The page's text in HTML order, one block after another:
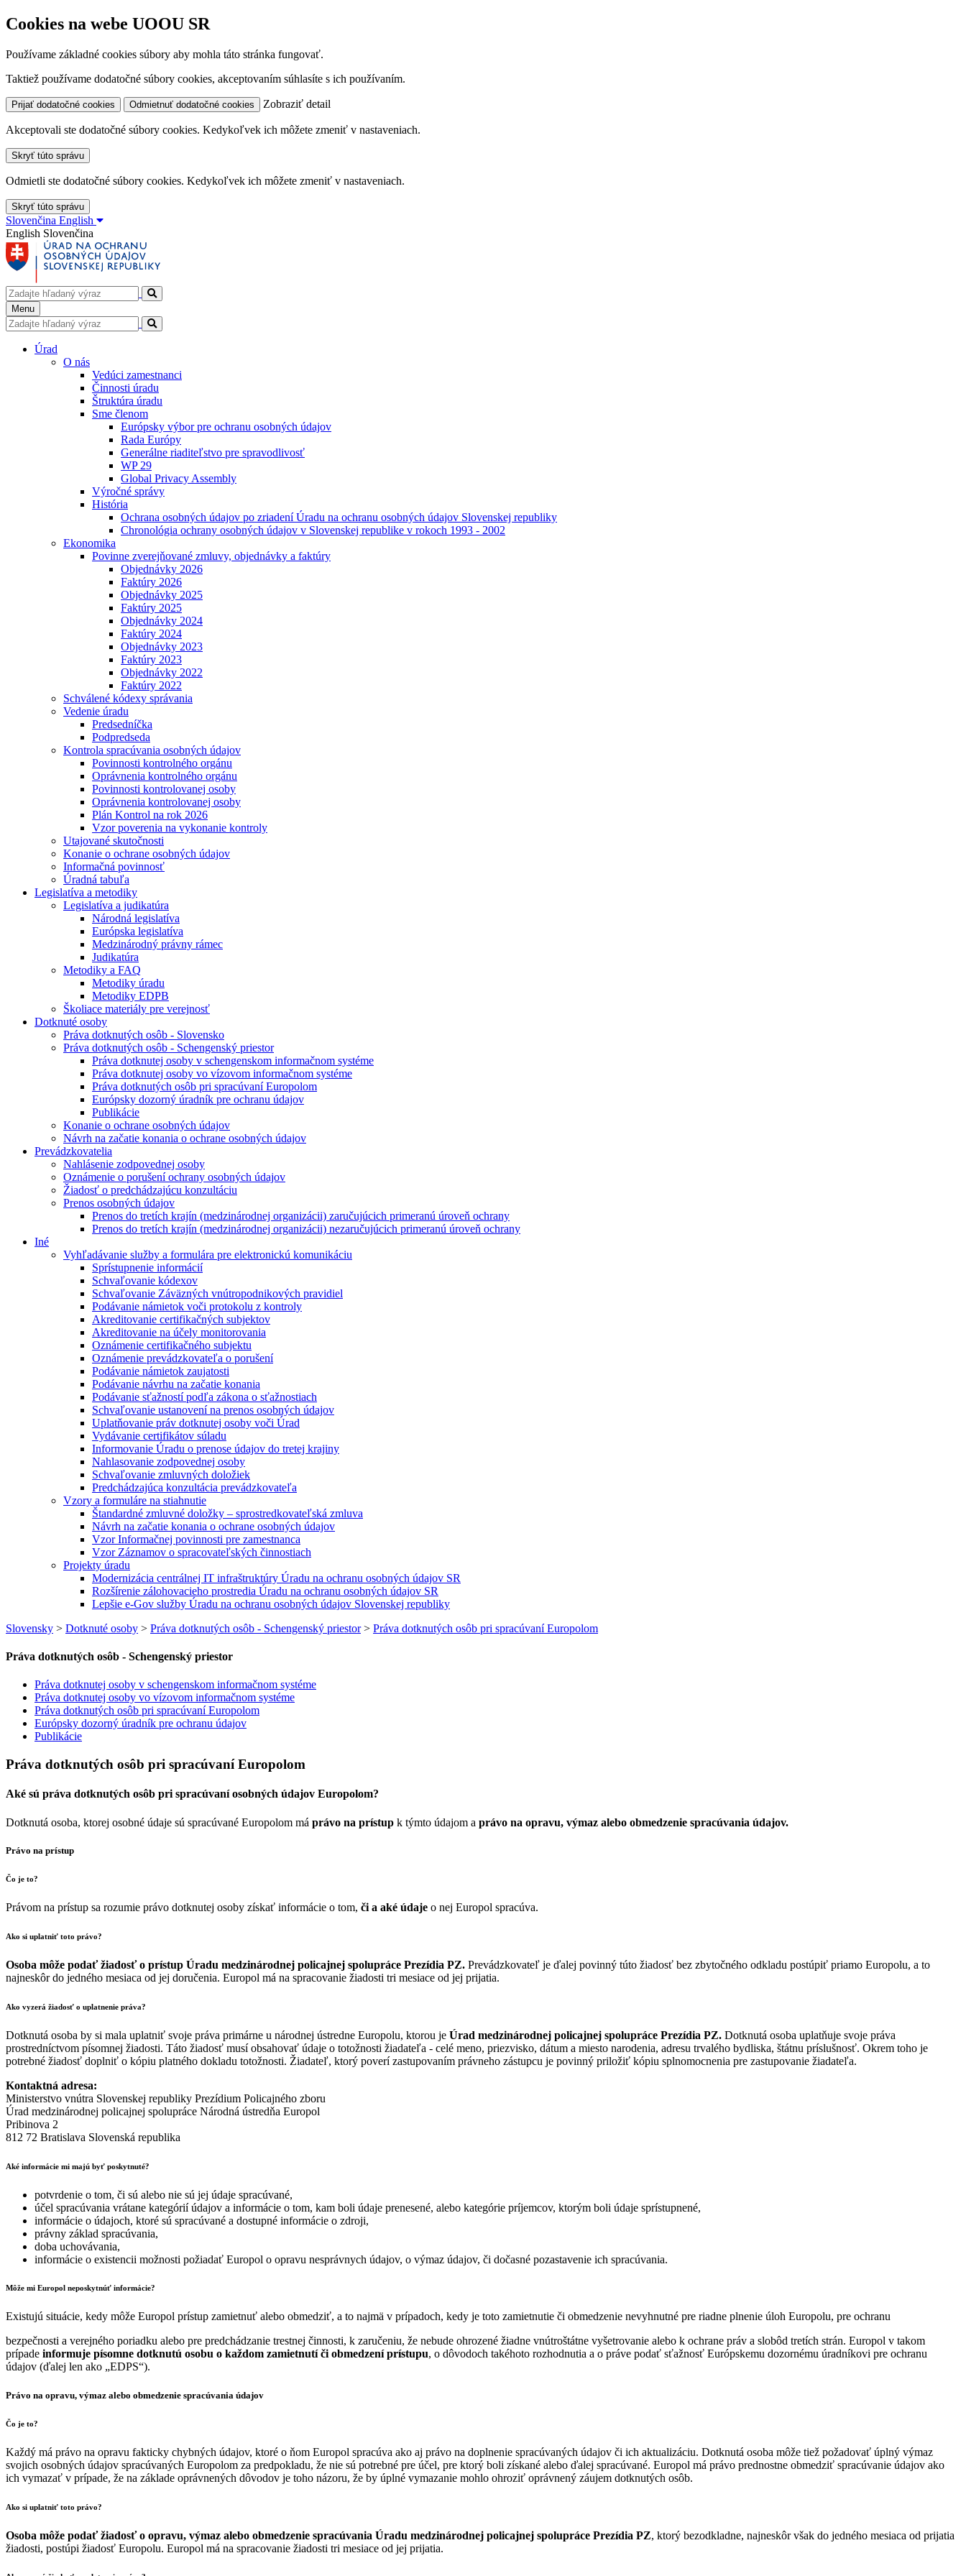
Cookies na webe UOOU SR
Používame základné cookies súbory aby mohla táto stránka fungovať.
Taktiež používame dodatočné súbory cookies, akceptovaním súhlasíte s ich používaním.
Prijať dodatočné cookies Odmietnuť dodatočné cookies Zobraziť detail
Akceptovali ste dodatočné súbory cookies. Kedykoľvek ich môžete zmeniť v nastaveniach.
Skryť túto správu
Odmietli ste dodatočné súbory cookies. Kedykoľvek ich môžete zmeniť v nastaveniach.
Skryť túto správu
Slovenčina English
English Slovenčina
Menu
Úrad
O nás
Vedúci zamestnanci
Činnosti úradu
Štruktúra úradu
Sme členom
Európsky výbor pre ochranu osobných údajov
Rada Európy
Generálne riaditeľstvo pre spravodlivosť
WP 29
Global Privacy Assembly
Výročné správy
História
Ochrana osobných údajov po zriadení Úradu na ochranu osobných údajov Slovenskej republiky
Chronológia ochrany osobných údajov v Slovenskej republike v rokoch 1993 - 2002
Ekonomika
Povinne zverejňované zmluvy, objednávky a faktúry
Objednávky 2026
Faktúry 2026
Objednávky 2025
Faktúry 2025
Objednávky 2024
Faktúry 2024
Objednávky 2023
Faktúry 2023
Objednávky 2022
Faktúry 2022
Schválené kódexy správania
Vedenie úradu
Predsedníčka
Podpredseda
Kontrola spracúvania osobných údajov
Povinnosti kontrolného orgánu
Oprávnenia kontrolného orgánu
Povinnosti kontrolovanej osoby
Oprávnenia kontrolovanej osoby
Plán Kontrol na rok 2026
Vzor poverenia na vykonanie kontroly
Utajované skutočnosti
Konanie o ochrane osobných údajov
Informačná povinnosť
Úradná tabuľa
Legislatíva a metodiky
Legislatíva a judikatúra
Národná legislatíva
Európska legislatíva
Medzinárodný právny rámec
Judikatúra
Metodiky a FAQ
Metodiky úradu
Metodiky EDPB
Školiace materiály pre verejnosť
Dotknuté osoby
Práva dotknutých osôb - Slovensko
Práva dotknutých osôb - Schengenský priestor
Práva dotknutej osoby v schengenskom informačnom systéme
Práva dotknutej osoby vo vízovom informačnom systéme
Práva dotknutých osôb pri spracúvaní Europolom
Európsky dozorný úradník pre ochranu údajov
Publikácie
Konanie o ochrane osobných údajov
Návrh na začatie konania o ochrane osobných údajov
Prevádzkovatelia
Nahlásenie zodpovednej osoby
Oznámenie o porušení ochrany osobných údajov
Žiadosť o predchádzajúcu konzultáciu
Prenos osobných údajov
Prenos do tretích krajín (medzinárodnej organizácii) zaručujúcich primeranú úroveň ochrany
Prenos do tretích krajín (medzinárodnej organizácii) nezaručujúcich primeranú úroveň ochrany
Iné
Vyhľadávanie služby a formulára pre elektronickú komunikáciu
Sprístupnenie informácií
Schvaľovanie kódexov
Schvaľovanie Záväzných vnútropodnikových pravidiel
Podávanie námietok voči protokolu z kontroly
Akreditovanie certifikačných subjektov
Akreditovanie na účely monitorovania
Oznámenie certifikačného subjektu
Oznámenie prevádzkovateľa o porušení
Podávanie námietok zaujatosti
Podávanie návrhu na začatie konania
Podávanie sťažností podľa zákona o sťažnostiach
Schvaľovanie ustanovení na prenos osobných údajov
Uplatňovanie práv dotknutej osoby voči Úrad
Vydávanie certifikátov súladu
Informovanie Úradu o prenose údajov do tretej krajiny
Nahlasovanie zodpovednej osoby
Schvaľovanie zmluvných doložiek
Predchádzajúca konzultácia prevádzkovateľa
Vzory a formuláre na stiahnutie
Štandardné zmluvné doložky – sprostredkovateľská zmluva
Návrh na začatie konania o ochrane osobných údajov
Vzor Informačnej povinnosti pre zamestnanca
Vzor Záznamov o spracovateľských činnostiach
Projekty úradu
Modernizácia centrálnej IT infraštruktúry Úradu na ochranu osobných údajov SR
Rozšírenie zálohovacieho prostredia Úradu na ochranu osobných údajov SR
Lepšie e-Gov služby Úradu na ochranu osobných údajov Slovenskej republiky
Slovensky > Dotknuté osoby > Práva dotknutých osôb - Schengenský priestor> Práva dotknutých osôb pri spracúvaní Europolom
Práva dotknutých osôb - Schengenský priestor
Práva dotknutej osoby v schengenskom informačnom systéme
Práva dotknutej osoby vo vízovom informačnom systéme
Práva dotknutých osôb pri spracúvaní Europolom
Európsky dozorný úradník pre ochranu údajov
Publikácie
Práva dotknutých osôb pri spracúvaní Europolom
Aké sú práva dotknutých osôb pri spracúvaní osobných údajov Europolom?
Dotknutá osoba, ktorej osobné údaje sú spracúvané Europolom má právo na prístup k týmto údajom a právo na opravu, výmaz alebo obmedzenie spracúvania údajov.
Právo na prístup
Čo je to?
Právom na prístup sa rozumie právo dotknutej osoby získať informácie o tom, či a aké údaje o nej Europol spracúva.
Ako si uplatniť toto právo?
Osoba môže podať žiadosť o prístup Úradu medzinárodnej policajnej spolupráce Prezídia PZ. Prevádzkovateľ je ďalej povinný túto žiadosť bez zbytočného odkladu postúpiť priamo Europolu, a to
najneskôr do jedného mesiaca od jej doručenia. Europol má na spracovanie žiadosti tri mesiace od jej prijatia.
Ako vyzerá žiadosť o uplatnenie práva?
Dotknutá osoba by si mala uplatniť svoje práva primárne u národnej ústredne Europolu, ktorou je Úrad medzinárodnej policajnej spolupráce Prezídia PZ. Dotknutá osoba uplatňuje svoje práva
prostredníctvom písomnej žiadosti. Táto žiadosť musí obsahovať údaje o totožnosti žiadateľa - celé meno, priezvisko, dátum a miesto narodenia, adresu trvalého bydliska, štátnu príslušnosť. Okrem toho je
potrebné žiadosť doplniť o kópiu platného dokladu totožnosti. Žiadateľ, ktorý poverí zastupovaním právneho zástupcu je povinný priložiť kópiu splnomocnenia pre zastupovanie žiadateľa.
Kontaktná adresa:
Ministerstvo vnútra Slovenskej republiky Prezídium Policajného zboru
Úrad medzinárodnej policajnej spolupráce Národná ústredňa Europol
Pribinova 2
812 72 Bratislava Slovenská republika
Aké informácie mi majú byť poskytnuté?
potvrdenie o tom, či sú alebo nie sú jej údaje spracúvané,
účel spracúvania vrátane kategórií údajov a informácie o tom, kam boli údaje prenesené, alebo kategórie príjemcov, ktorým boli údaje sprístupnené,
informácie o údajoch, ktoré sú spracúvané a dostupné informácie o zdroji,
právny základ spracúvania,
doba uchovávania,
informácie o existencii možnosti požiadať Europol o opravu nesprávnych údajov, o výmaz údajov, či dočasné pozastavenie ich spracúvania.
Môže mi Europol neposkytnúť informácie?
Existujú situácie, kedy môže Europol prístup zamietnuť alebo obmedziť, a to najmä v prípadoch, kedy je toto zamietnutie či obmedzenie nevyhnutné pre riadne plnenie úloh Europolu, pre ochranu
bezpečnosti a verejného poriadku alebo pre predchádzanie trestnej činnosti, k zaručeniu, že nebude ohrozené žiadne vnútroštátne vyšetrovanie alebo k ochrane práv a slobôd tretích strán. Europol v takom
prípade informuje písomne dotknutú osobu o každom zamietnutí či obmedzení prístupu, o dôvodoch takéhoto rozhodnutia a o práve podať sťažnosť Európskemu dozornému úradníkovi pre ochranu
údajov (ďalej len ako „EDPS“).
Právo na opravu, výmaz alebo obmedzenie spracúvania údajov
Čo je to?
Každý má právo na opravu fakticky chybných údajov, ktoré o ňom Europol spracúva ako aj právo na doplnenie spracúvaných údajov či ich aktualizáciu. Dotknutá osoba môže tiež požadovať úplný výmaz
svojich osobných údajov spracúvaných Europolom za predpokladu, že nie sú potrebné pre účel, pre ktorý boli získané alebo ďalej spracúvané. Europol má právo prednostne obmedziť spracúvanie údajov ako
ich vymazať v prípade, že na základe oprávnených dôvodov je toho názoru, že by úplné vymazanie mohlo ohroziť oprávnený záujem dotknutých osôb.
Ako si uplatniť toto právo?
Osoba môže podať žiadosť o opravu, výmaz alebo obmedzenie spracúvania Úradu medzinárodnej policajnej spolupráce Prezídia PZ, ktorý bezodkladne, najneskôr však do jedného mesiaca od prijatia
žiadosti, postúpi žiadosť Europolu. Europol má na spracovanie žiadosti tri mesiace od jej prijatia.